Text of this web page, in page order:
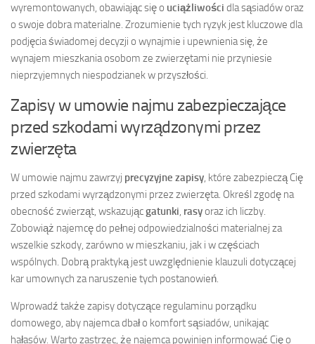
wyremontowanych, obawiając się o uciążliwości dla sąsiadów oraz
o swoje dobra materialne. Zrozumienie tych ryzyk jest kluczowe dla
podjęcia świadomej decyzji o wynajmie i upewnienia się, że
wynajem mieszkania osobom ze zwierzętami nie przyniesie
nieprzyjemnych niespodzianek w przyszłości.
Zapisy w umowie najmu zabezpieczające
przed szkodami wyrządzonymi przez
zwierzęta
W umowie najmu zawrzyj precyzyjne zapisy , które zabezpieczą Cię
przed szkodami wyrządzonymi przez zwierzęta. Określ zgodę na
obecność zwierząt, wskazującgatunki rasyoraz ich liczby.
Zobowiąż najemcę do pełnej odpowiedzialności materialnej za
wszelkie szkody, zarówno w mieszkaniu, jak i w częściach
wspólnych. Dobrą praktyką jest uwzględnienie klauzuli dotyczącej
kar umownych za naruszenie tych postanowień.
Wprowadź także zapisy dotyczące regulaminu porządku
domowego, aby najemca dbał o komfort sąsiadów, unikając
hałasów. Warto zastrzec, że najemca powinien informować Cię o